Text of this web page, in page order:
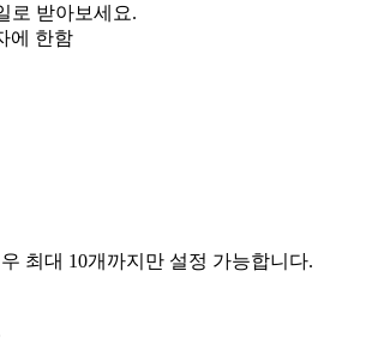
로 받아보세요.
에 한함
최대 10개까지만 설정 가능합니다.